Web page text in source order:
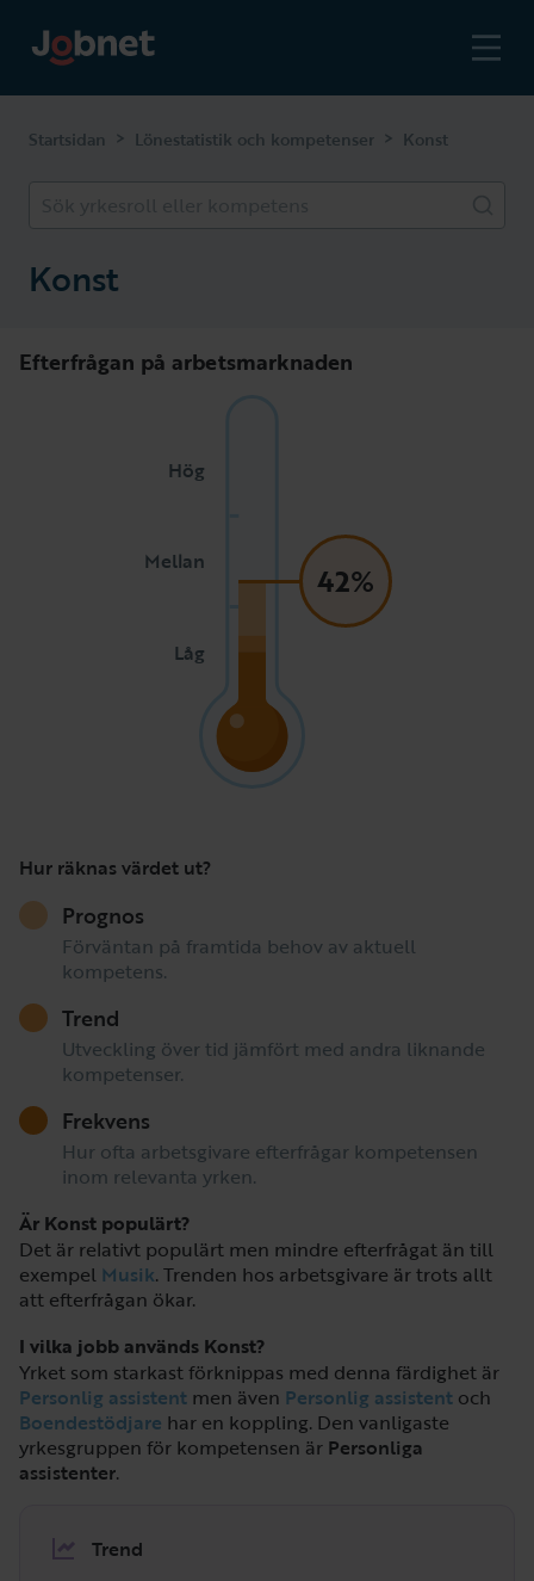
Startsidan > Lönestatistik och kompetenser > Konst
Konst
Efterfrågan på arbetsmarknaden
Hög
Mellan
Låg
42%
Hur räknas värdet ut?
Prognos
Förväntan på framtida behov av aktuell
kompetens.
Trend
Utveckling över tid jämfört med andra liknande
kompetenser.
Frekvens
Hur ofta arbetsgivare efterfrågar kompetensen
inom relevanta yrken.
Är Konst populärt?
Det är relativt populärt men mindre efterfrågat än till
exempel Musik. Trenden hos arbetsgivare är trots allt
att efterfrågan ökar.
I vilka jobb används Konst?
Yrket som starkast förknippas med denna färdighet är
Personlig assistent men även Personlig assistent och
Boendestödjare har en koppling. Den vanligaste
yrkesgruppen för kompetensen är Personliga
assistenter.
Trend